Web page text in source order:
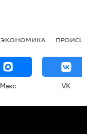
ЭКОНОМИКА
Макс VK